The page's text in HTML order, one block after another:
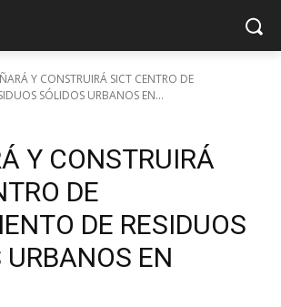
Y CONSTRUIRÁ SICT CENTRO DE
SÓLIDOS URBANOS EN...
Y CONSTRUIRÁ
DE
DE RESIDUOS
URBANOS EN